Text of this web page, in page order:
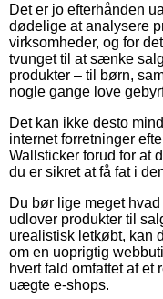
Det er jo efterhånden
dødelige at analysere
virksomheder, og for
tvunget til at sænke
produkter – til børn,
nogle gange love
Det kan ikke desto
internet forretninger
Wallsticker forud for at
du er sikret at få fat i
Du bør lige meget
udlover produkter til
urealistisk letkøbt, kan
om en uoprigtig
hvert fald omfattet af
uægte e-shops.